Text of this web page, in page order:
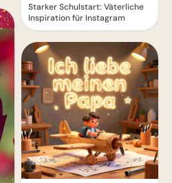
Starker Schulstart: Väterliche
Inspiration für Instagram